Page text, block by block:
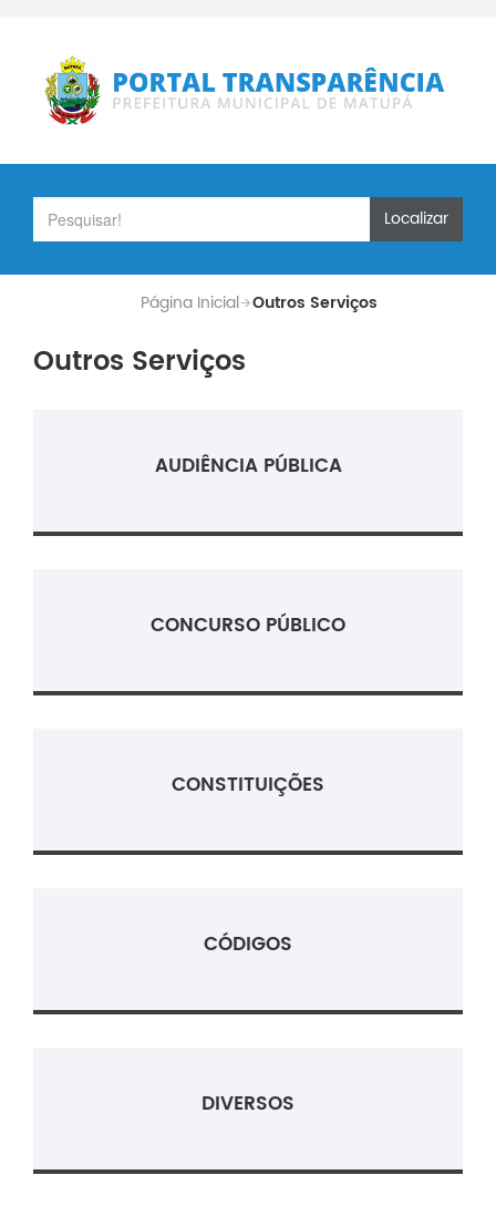
Localizar
Página Inicial Outros Serviços
Outros Serviços
AUDIÊNCIA PÚBLICA
CONCURSO PÚBLICO
CONSTITUIÇÕES
CÓDIGOS
DIVERSOS